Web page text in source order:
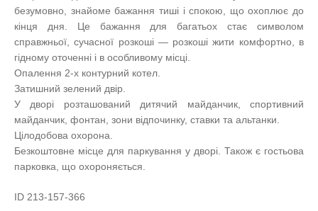
безумовно, знайоме бажання тиші і спокою, що охоплює до
кінця дня. Це бажання для багатьох стає символом
справжньої, сучасної розкоші — розкоші жити комфортно, в
гідному оточенні і в особливому місці.
Опалення 2-х контурний котел.
Затишний зелений двір.
У дворі розташований дитячий майданчик, спортивний
майданчик, фонтан, зони відпочинку, ставки та альтанки.
Цілодобова охорона.
Безкоштовне місце для паркування у дворі. Також є гостьова
парковка, що охороняється.
ID 213-157-366